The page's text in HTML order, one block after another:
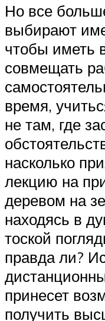
Но все
выбирают
чтобы иметь
совмещать
время,
не там, где
насколько
лекцию на
деревом на
находясь в
тоской
правда ли?
принесет
получить